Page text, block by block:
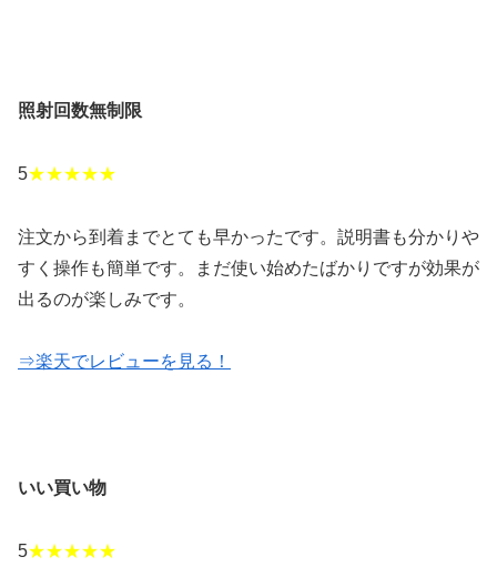
照射回数無制限
5★★★★★
注文から到着までとても早かったです。説明書も分かりや
すく操作も簡単です。まだ使い始めたばかりですが効果が
出るのが楽しみです。
⇒楽天でレビューを見る！
いい買い物
5★★★★★